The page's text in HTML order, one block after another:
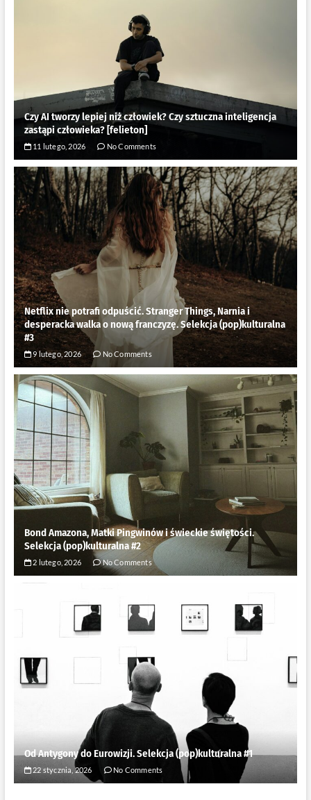
Czy AI tworzy lepiej niż człowiek? Czy sztuczna inteligencja
zastąpi człowieka? [felieton]
11 lutego, 2026 No Comments
Netflix nie potrafi odpuścić. Stranger Things, Narnia i
desperacka walka o nową franczyzę. Selekcja (pop)kulturalna
#3
9 lutego, 2026 No Comments
Bond Amazona, Matki Pingwinów i świeckie świętości.
Selekcja (pop)kulturalna #2
2 lutego, 2026 No Comments
Od Antygony do Eurowizji. Selekcja (pop)kulturalna #1
22 stycznia, 2026 No Comments